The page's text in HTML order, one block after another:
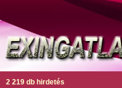
2 219 db hirdetés